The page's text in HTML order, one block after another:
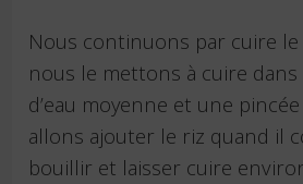
Nous continuons par cuire le
nous le mettons à cuire
d’eau moyenne et une
allons ajouter le riz quand il
bouillir et laisser cuire